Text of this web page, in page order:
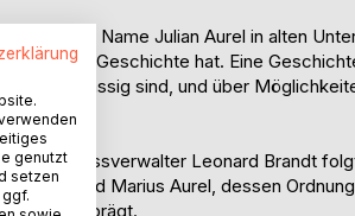
und der Name Julian Aurel in alten
Geschichte hat. Eine
zuverlässig sind, und über
Nachlassverwalter Leonard Brandt
Aurel und Marius Aurel, dessen
bis heute prägt.
genutzt
setzen